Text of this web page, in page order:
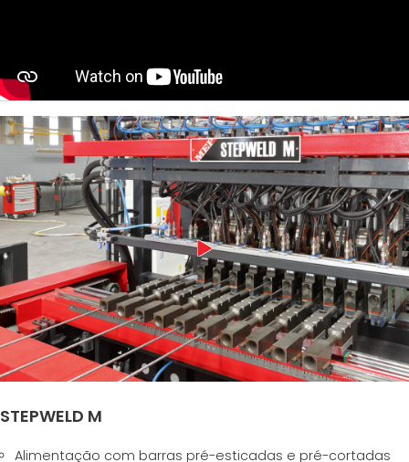
STEPWELD M
Alimentação com barras pré-esticadas e pré-cortadas